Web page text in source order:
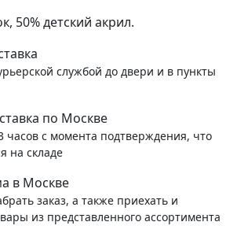
50% детский акрил.
службой до двери и в пункты
по Москве
часов с момента подтверждения, что
на складе
в Москве
заказ, а также приехать и
из представленного ассортимента